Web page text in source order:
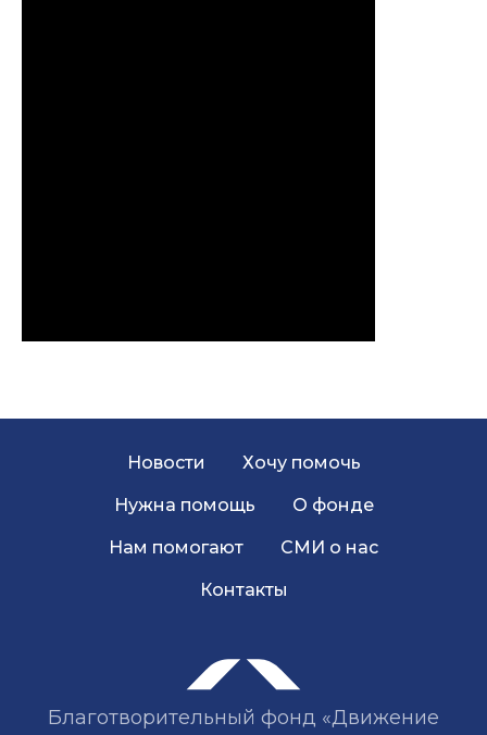
Новости Хочу помочь
Нужна помощь О фонде
Нам помогают СМИ о нас
Контакты
Благотворительный фонд «Движение